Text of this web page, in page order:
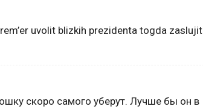
uvolit blizkih prezidenta togda zaslujit
скоро самого уберут. Лучше бы он в